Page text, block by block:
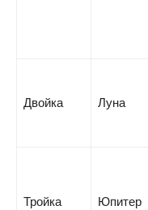
Двойка Луна
Тройка Юпитер